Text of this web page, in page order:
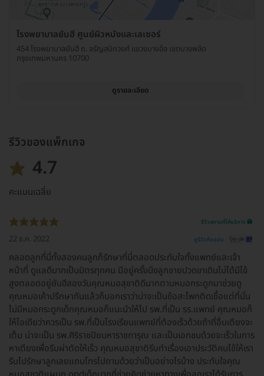
โรงพยาบาลยันฮี ศูนย์ผิวหนังและเลเซอร์
454 โรงพยาบาลยันฮี ถ. จรัญสนิทวงศ์ แขวงบางอ้อ เขตบางพลัด
กรุงเทพมหานคร 10700
ดูรายละเอียด
รีวิวของแพ็กเกจ
4.7
คะแนนเฉลี่ย
รีวิวสถานที่ให้บริการ 🏥
22 ธ.ค. 2022 ดูรีวิวต้นฉบับ
คลอดลูกที่นี่ทั้งสองคนลูกก็รักษาที่นี่ตลอดประทับใจทั้งแพทย์และเจ้า
หน้าที่ ดูแลดีมากเป็นมิตรทุกคน มีอยู่ครั้งนึงลูกชายปวดขาเดินไม่ได้มีไข้
สูงตลอดอยู่ยันฮีสองวันคุณหมอสุชาติดีมากตามหมอกระดูกมาช่วยดู
คุณหมอเค้าปรึกษากันแล้วก็บอกเราว่าน่าจะเป็นข้อสะโพกติดเชื้อแต่ที่นั่น
ไม่มีหมอกระดูกเด็กคุณหมอก็แนะนำให้ไป รพ.ที่เป็น รร.แพทย์ คุณหมอก็
ให้ไอเดียว่าควรเป็น รพ.ที่เป็นโรงเรียนแพทย์ที่ต้องเร็วด้วยถ้าที่อื่นเตียงจะ
เต็ม น่าจะเป็น รพ.ศิริราชปิยมหาราชการุณ และเป็นเอกชนด้วยจะเร็วในการ
หาเตียงเพื่อรีบผ่าตัดให้เร็ว คุณหมอสุชาติรีบทำเรื่องเอาประวัติคนไข้ให้เรา
รีบไปรักษาลูกเลยแถมโทรไปถามด้วยว่าเป็นอย่างไรบ้าง ประทับใจคุณ